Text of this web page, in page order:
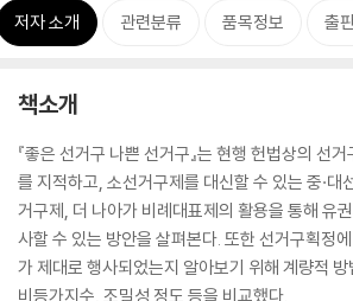
저자 소개 관련분류 품목정보 출
책소개
『좋은 선거구 나쁜 선거구』는 현행 헌법상의 선
를 지적하고, 소선거구제를 대신할 수 있는 중·대
거구제, 더 나아가 비례대표제의 활용을 통해 유
사할 수 있는 방안을 살펴본다. 또한 선거구획정
가 제대로 행사되었는지 알아보기 위해 계량적
비등가지수, 조밀성 정도 등을 비교했다.